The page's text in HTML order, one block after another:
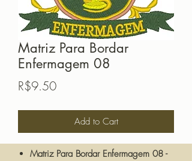
Matriz Para Bordar
Enfermagem 08
R$9.50Price
Add to Cart
Matriz Para Bordar Enfermagem 08 -